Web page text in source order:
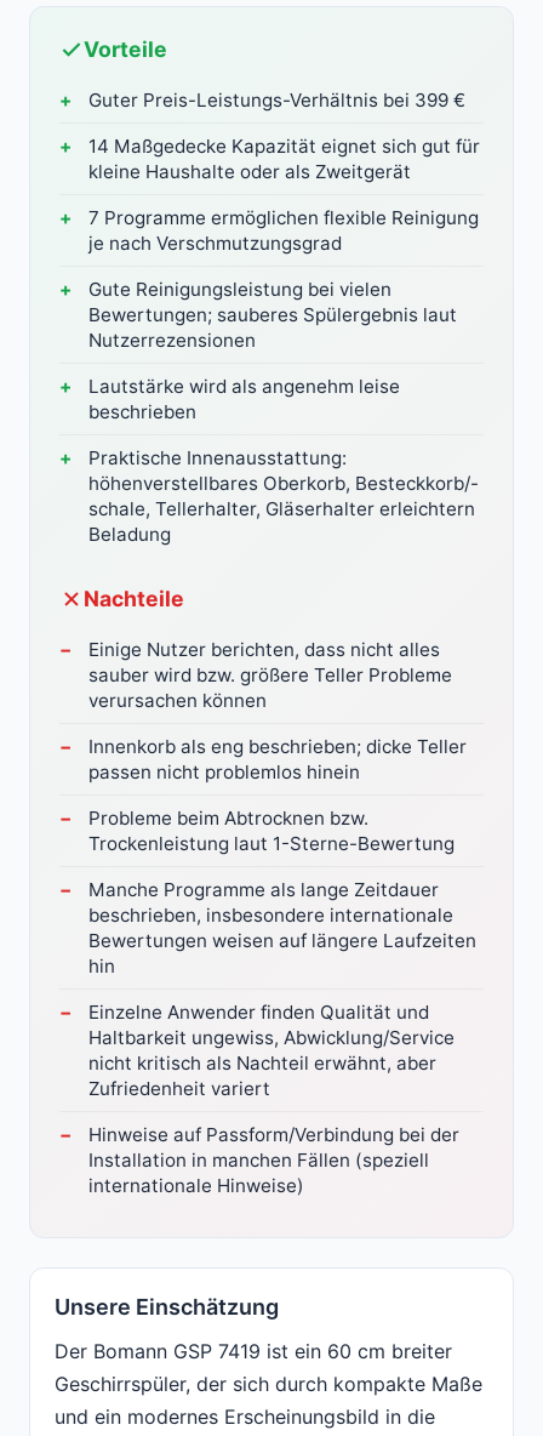
Vorteile
Guter Preis-Leistungs-Verhältnis bei 399 €
14 Maßgedecke Kapazität eignet sich gut für
kleine Haushalte oder als Zweitgerät
7 Programme ermöglichen flexible Reinigung
je nach Verschmutzungsgrad
Gute Reinigungsleistung bei vielen
Bewertungen; sauberes Spülergebnis laut
Nutzerrezensionen
Lautstärke wird als angenehm leise
beschrieben
Praktische Innenausstattung:
höhenverstellbares Oberkorb, Besteckkorb/-
schale, Tellerhalter, Gläserhalter erleichtern
Beladung
Nachteile
Einige Nutzer berichten, dass nicht alles
sauber wird bzw. größere Teller Probleme
verursachen können
Innenkorb als eng beschrieben; dicke Teller
passen nicht problemlos hinein
Probleme beim Abtrocknen bzw.
Trockenleistung laut 1-Sterne-Bewertung
Manche Programme als lange Zeitdauer
beschrieben, insbesondere internationale
Bewertungen weisen auf längere Laufzeiten
hin
Einzelne Anwender finden Qualität und
Haltbarkeit ungewiss, Abwicklung/Service
nicht kritisch als Nachteil erwähnt, aber
Zufriedenheit variert
Hinweise auf Passform/Verbindung bei der
Installation in manchen Fällen (speziell
internationale Hinweise)
Unsere Einschätzung
Der Bomann GSP 7419 ist ein 60 cm breiter
Geschirrspüler, der sich durch kompakte Maße
und ein modernes Erscheinungsbild in die